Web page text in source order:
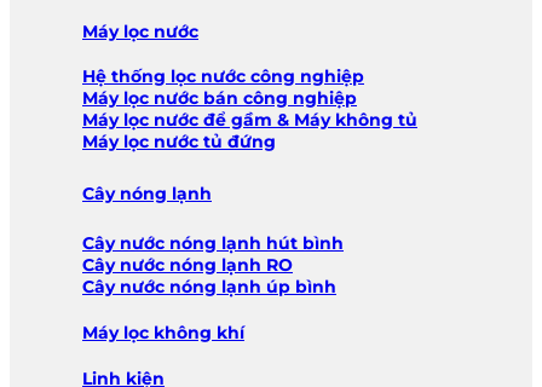
Máy lọc nước
Hệ thống lọc nước công nghiệp
Máy lọc nước bán công nghiệp
Máy lọc nước để gầm & Máy không tủ
Máy lọc nước tủ đứng
Cây nóng lạnh
Cây nước nóng lạnh hút bình
Cây nước nóng lạnh RO
Cây nước nóng lạnh úp bình
Máy lọc không khí
Linh kiện